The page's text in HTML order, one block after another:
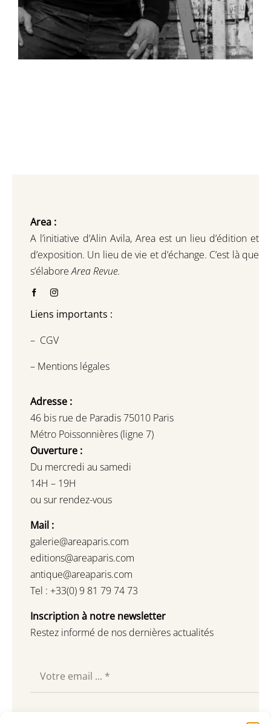
Area :
A l’initiative d’Alin Avila, Area est un lieu d’édition et
d’exposition. Un lieu de vie et d’échange. C’est là que
s’élaboreArea Revue.
Liens importants :
– CGV
– Mentions légales
Adresse :
46 bis rue de Paradis 75010 Paris
Métro Poissonnières (ligne 7)
Ouverture :
Du mercredi au samedi
14H – 19H
ou sur rendez-vous
Mail :
galerie@areaparis.com
editions@areaparis.com
antique@areaparis.com
Tel : +33(0) 9 81 79 74 73
Inscription à notre newsletter
Restez informé de nos dernières actualités